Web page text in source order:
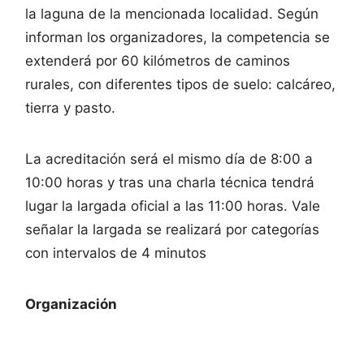
la laguna de la mencionada localidad. Según
informan los organizadores, la competencia se
extenderá por 60 kilómetros de caminos
rurales, con diferentes tipos de suelo: calcáreo,
tierra y pasto.
La acreditación será el mismo día de 8:00 a
10:00 horas y tras una charla técnica tendrá
lugar la largada oficial a las 11:00 horas. Vale
señalar la largada se realizará por categorías
con intervalos de 4 minutos
Organización